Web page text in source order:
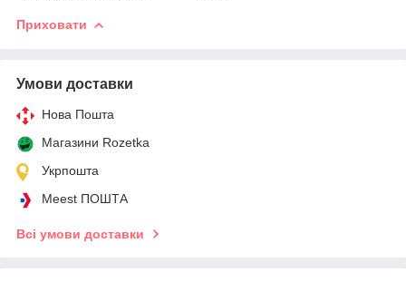
Приховати
Умови доставки
Нова Пошта
Магазини Rozetka
Укрпошта
Meest ПОШТА
Всі умови доставки